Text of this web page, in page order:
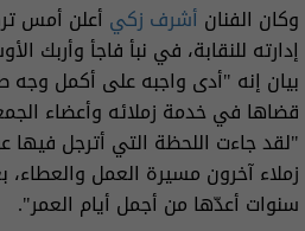
وكان الفنان أشرف زكي
إدارته للنقابة، في نبأ فاجأ وأربك
بيان إنه "أدى واجبه على أكمل وجه
قضاها في خدمة زملائه وأعضاء
"لقد جاءت اللحظة التي أترجل
زملاء آخرون مسيرة العمل والعطاء،
سنوات أعدّها من أجمل أيام العمر".